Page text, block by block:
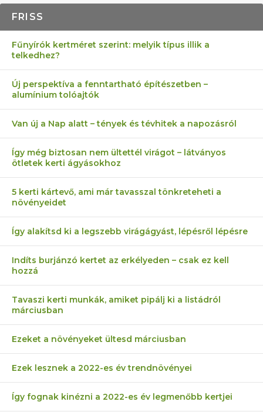
FRISS
Fűnyírók kertméret szerint: melyik típus illik a
telkedhez?
Új perspektíva a fenntartható építészetben –
alumínium tolóajtók
Van új a Nap alatt – tények és tévhitek a napozásról
Így még biztosan nem ültettél virágot – látványos
ötletek kerti ágyásokhoz
5 kerti kártevő, ami már tavasszal tönkreteheti a
növényeidet
Így alakítsd ki a legszebb virágágyást, lépésről lépésre
Indíts burjánzó kertet az erkélyeden – csak ez kell
hozzá
Tavaszi kerti munkák, amiket pipálj ki a listádról
márciusban
Ezeket a növényeket ültesd márciusban
Ezek lesznek a 2022-es év trendnövényei
Így fognak kinézni a 2022-es év legmenőbb kertjei